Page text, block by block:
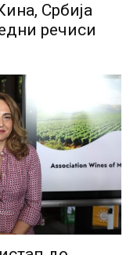
Србија
речиси